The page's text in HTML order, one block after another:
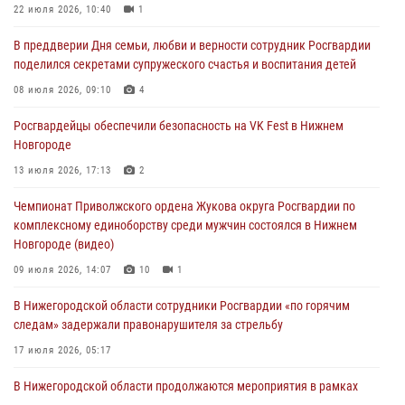
Росгвардейцы обеспечили безопасность на VK Fest в Нижнем
13 июля 2026, 17:13
Нижегородские росгвардейцы за прошедшую неделю выезжали
13 июля 2026, 06:45
Росгвардейцы предотвратили серию краж в Нижнем Новгороде
22 июля 2026, 10:40 1
В преддверии Дня семьи, любви и верности сотрудник Росгвардии
поделился секретами супружеского счастья и воспитания детей
08 июля 2026, 09:10 4
Росгвардейцы обеспечили безопасность на VK Fest в Нижнем
Новгороде
13 июля 2026, 17:13 2
Чемпионат Приволжского ордена Жукова округа Росгвардии по
комплексному единоборству среди мужчин состоялся в Нижнем
Новгороде (видео)
09 июля 2026, 14:07 10 1
В Нижегородской области сотрудники Росгвардии «по горячим
следам» задержали правонарушителя за стрельбу
17 июля 2026, 05:17
В Нижегородской области продолжаются мероприятия в рамках